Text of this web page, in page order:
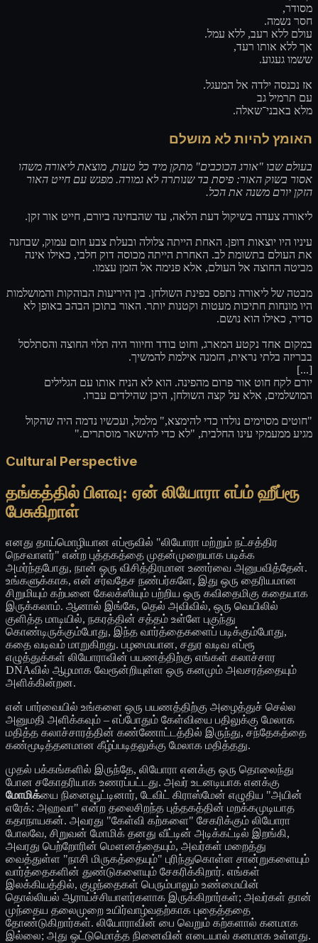
מסודר,
חסר נשמה.
עולם ללא רעב, ללא עמל.
אך ללא אותו רעד,
ששמו געגוע.
אז נכנסה ילדה אל המעגל.
עם תרמיל גב
מלא באבני־שאלה.
האומץ להיות לא מושלם
בעולם שבו "אורג הכוכבים" מתקן מיד כל טעות, מוצאת ליאורה משהו
אסור בשוק האור: פיסת בד שנותרה לא גמורה. מפגש עם חייט האור
הזקן יורם משנה את הכל.
ליאורה צעדה בשיקול דעת הלאה, עד שהבחינה ביורם, חייט אור זקן.
עיניו היו יוצאות דופן. האחת הייתה צלולה ובעלת צבע חום עמוק, שבחנה
את העולם בתשומת לב. האחרת הייתה מכוסה דוק חלבי, כאילו אינה
מביטה החוצה אל העולם, אלא פנימה אל הזמן עצמו.
מבטה של ליאורה נתפס בפינת השולחן. בין היריעות הבוהקות והמושלמות
היו מונחות חתיכות מעטות וקטנות יותר. האור בתוכן הבהב באופן לא
סדיר, כאילו הוא נושם.
במקום אחד נקטע המארג, וחוט בודד וחיוור היה תלוי החוצה והסתלסל
בבריזה בלתי נראית, הזמנה אילמת להמשיך.
[...]
יורם לקח חוט אור פרום מהפינה. הוא לא הניח אותו עם הגלילים
המושלמים, אלא על קצה השולחן, היכן שהילדים עברו.
"חוטים מסוימים נולדו כדי להימצא," מלמל, ועכשיו נדמה היה שהקול
מגיע ממעמקי עינו החלבית, "לא כדי להישאר מוסתרים."
Cultural Perspective
தங்கத்தில் பிளவு: ஏன் லியோரா எப்ம் ஹீப்ரூ
பேசுகிறாள்
எனது தாய்மொழியான எப்ரூவில் "லியோரா மற்றும் நட்சத்திர
நெசவாளர்" என்ற புத்தகத்தை முதன்முறையாக படிக்க
அமர்ந்தபோது, நான் ஒரு விசித்திரமான உணர்வை அனுபவித்தேன்.
உங்களுக்காக, என் சர்வதேச நண்பர்களே, இது ஒரு தைரியமான
சிறுமியும் கற்பனை கேலக்ஸியும் பற்றிய ஒரு கவிதைமிகு கதையாக
இருக்கலாம். ஆனால் இங்கே, தெல் அவிவில், ஒரு வெயிலில்
குளித்த மாடியில், நகரத்தின் சத்தம் உள்ளே புகுந்து
கொண்டிருக்கும்போது, இந்த வார்த்தைகளைப் படிக்கும்போது,
கதை வடிவம் மாறுகிறது. பழமையான, சதுர வடிவ எப்ரூ
எழுத்துக்கள் லியோராவின் பயணத்திற்கு எங்கள் கலாச்சார
DNAவில் ஆழமாக வேரூன்றியுள்ள ஒரு கனமும் அவசரத்தையும்
அளிக்கின்றன.
என் பார்வையில் உங்களை ஒரு பயணத்திற்கு அழைத்துச் செல்ல
அனுமதி அளிக்கவும் – எப்போதும் கேள்வியை பதிலுக்கு மேலாக
மதித்த கலாச்சாரத்தின் கண்ணோட்டத்தில் இருந்து, சந்தேகத்தை
கண்மூடித்தனமான கீழ்ப்படிதலுக்கு மேலாக மதித்தது.
முதல் பக்கங்களில் இருந்தே, லியோரா எனக்கு ஒரு தொலைந்து
போன சகோதரியாக உணரப்பட்டது. அவர் உடனடியாக எனக்கு
மோமிக்யை நினைவூட்டினார், டேவிட் கிராஸ்மேன் எழுதிய "அயின்
எரேக்: அஹவா" என்ற தலைசிறந்த புத்தகத்தின் மறக்கமுடியாத
கதாநாயகன். அவரது "கேள்வி கற்களை" சேகரிக்கும் லியோரா
போலவே, சிறுவன் மோமிக் தனது வீட்டின் அடிக்கட்டில் இறங்கி,
அவரது பெற்றோரின் மௌனத்தையும், அவர்கள் மறைத்து
வைத்துள்ள "நாசி மிருகத்தையும்" புரிந்துகொள்ள சான்றுகளையும்
வார்த்தைகளின் துண்டுகளையும் சேகரிக்கிறார். எங்கள்
இலக்கியத்தில், குழந்தைகள் பெரும்பாலும் உண்மையின்
தொல்லியல் ஆராய்ச்சியாளர்களாக இருக்கிறார்கள்; அவர்கள் தான்
முந்தைய தலைமுறை உயிர்வாழ்வதற்காக புதைத்ததை
தோண்டுகிறார்கள். லியோராவின் பை வெறும் கற்களால் கனமாக
இல்லை; அது ஒட்டுமொத்த நினைவின் எடையால் கனமாக உள்ளது.